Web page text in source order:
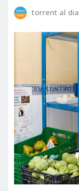
torrent al dia